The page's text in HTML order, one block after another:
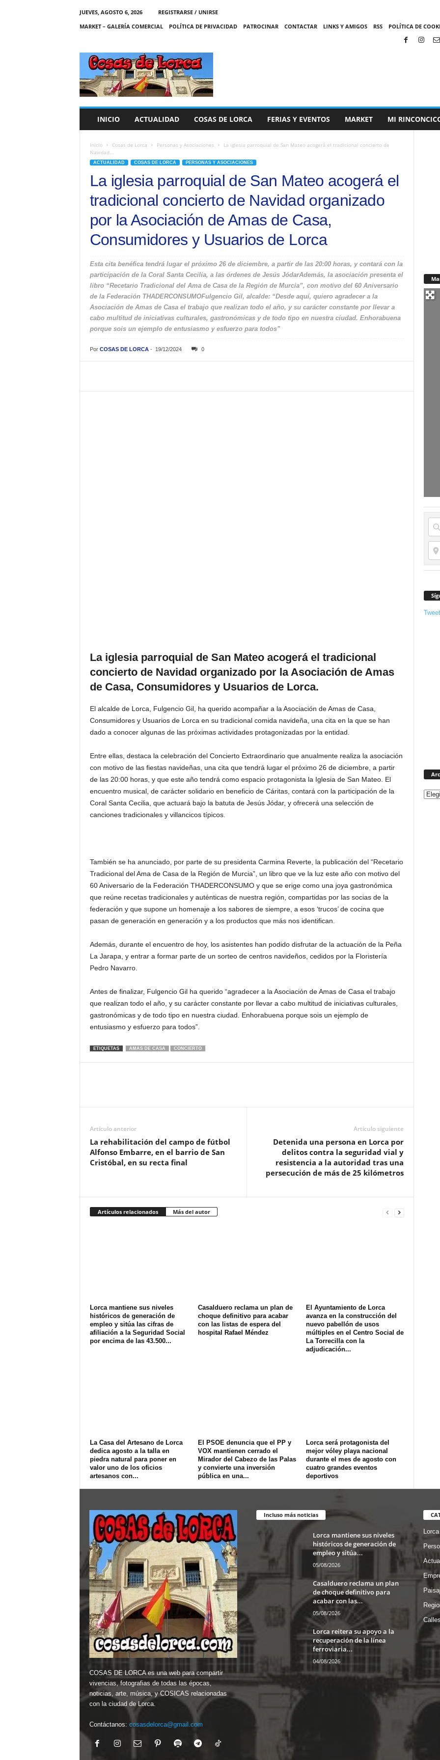
JUEVES, AGOSTO 6, 2026
REGISTRARSE / UNIRSE
MARKET – GALERÍA COMERCIAL
POLÍTICA DE PRIVACIDAD PATROCINAR CONTACTAR LINKS Y AMIGOS RSS POLÍTICA DE
C
A
S
INICIO ACTUALIDAD COSAS DE LORCA FERIAS Y EVENTOS MARKET MI
Inicio Cosas de Lorca Personas y Asociaciones
La iglesia parroquial de San Mateo acogerá el tradicional concierto de
Navidad...
ACTUALIDAD COSAS DE LORCA PERSONAS Y ASOCIACIONES
La iglesia parroquial de San Mateo acogerá el
tradicional concierto de Navidad organizado
por la Asociación de Amas de Casa,
Consumidores y Usuarios de Lorca
Esta cita benéfica tendrá lugar el próximo 26 de diciembre, a partir de las 20:00 horas, y contará con la
participación de la Coral Santa Cecilia, a las órdenes de Jesús JódarAdemás, la asociación presenta el
libro “Recetario Tradicional del Ama de Casa de la Región de Murcia”, con motivo del 60 Aniversario
de la Federación THADERCONSUMOFulgencio Gil, alcalde: “Desde aquí, quiero agradecer a la
Asociación de Amas de Casa el trabajo que realizan todo el año, y su carácter constante por llevar a
cabo multitud de iniciativas culturales, gastronómicas y de todo tipo en nuestra ciudad. Enhorabuena
porque sois un ejemplo de entusiasmo y esfuerzo para todos”
Por COSAS DE LORCA- 19/12/2024 0
La iglesia parroquial de San Mateo acogerá el tradicional
concierto de Navidad organizado por la Asociación de Amas
de Casa, Consumidores y Usuarios de Lorca.
El alcalde de Lorca, Fulgencio Gil, ha querido acompañar a la Asociación de Amas de Casa,
Consumidores y Usuarios de Lorca en su tradicional comida navideña, una cita en la que se han
dado a conocer algunas de las próximas actividades protagonizadas por la entidad.
Entre ellas, destaca la celebración del Concierto Extraordinario que anualmente realiza la asociación
con motivo de las fiestas navideñas, una cita que tendrá lugar el próximo 26 de diciembre, a partir
de las 20:00 horas, y que este año tendrá como espacio protagonista la Iglesia de San Mateo. El
encuentro musical, de carácter solidario en beneficio de Cáritas, contará con la participación de la
Coral Santa Cecilia, que actuará bajo la batuta de Jesús Jódar, y ofrecerá una selección de
canciones tradicionales y villancicos típicos.
También se ha anunciado, por parte de su presidenta Carmina Reverte, la publicación del “Recetario
Tradicional del Ama de Casa de la Región de Murcia”, un libro que ve la luz este año con motivo del
60 Aniversario de la Federación THADERCONSUMO y que se erige como una joya gastronómica
que reúne recetas tradicionales y auténticas de nuestra región, compartidas por las socias de la
federación y que supone un homenaje a los sabores de siempre, a esos ‘trucos’ de cocina que
pasan de generación en generación y a los productos que más nos identifican.
Además, durante el encuentro de hoy, los asistentes han podido disfrutar de la actuación de la Peña
La Jarapa, y entrar a formar parte de un sorteo de centros navideños, cedidos por la Floristería
Pedro Navarro.
Antes de finalizar, Fulgencio Gil ha querido “agradecer a la Asociación de Amas de Casa el trabajo
que realizan todo el año, y su carácter constante por llevar a cabo multitud de iniciativas culturales,
gastronómicas y de todo tipo en nuestra ciudad. Enhorabuena porque sois un ejemplo de
entusiasmo y esfuerzo para todos”.
ETIQUETAS AMAS DE CASA CONCIERTO
Artículo anterior
La rehabilitación del campo de fútbol
Alfonso Embarre, en el barrio de San
Cristóbal, en su recta final
Artículo siguiente
Detenida una persona en Lorca por
delitos contra la seguridad vial y
resistencia a la autoridad tras una
persecución de más de 25 kilómetros
Artículos relacionados Más del autor
Lorca mantiene sus niveles
históricos de generación de
empleo y sitúa las cifras de
afiliación a la Seguridad Social
por encima de las 43.500...
Casalduero reclama un plan de
choque definitivo para acabar
con las listas de espera del
hospital Rafael Méndez
El Ayuntamiento de Lorca
avanza en la construcción del
nuevo pabellón de usos
múltiples en el Centro Social de
La Torrecilla con la
adjudicación...
La Casa del Artesano de Lorca
dedica agosto a la talla en
piedra natural para poner en
valor uno de los oficios
artesanos con...
El PSOE denuncia que el PP y
VOX mantienen cerrado el
Mirador del Cabezo de las Palas
y convierte una inversión
pública en una...
Lorca será protagonista del
mejor vóley playa nacional
durante el mes de agosto con
cuatro grandes eventos
deportivos
COSAS DE LORCA es una web para compartir
vivencias, fotografias de todas las épocas,
noticias, arte, música, y COSICAS relacionadas
con la ciudad de Lorca.
Contáctanos: cosasdelorca@gmail.com
Incluso más noticias
Lorca mantiene sus niveles
históricos de generación de
empleo y sitúa...
05/08/2026
Casalduero reclama un plan
de choque definitivo para
acabar con las...
05/08/2026
Lorca reitera su apoyo a la
recuperación de la línea
ferroviaria...
04/08/2026
Lorca